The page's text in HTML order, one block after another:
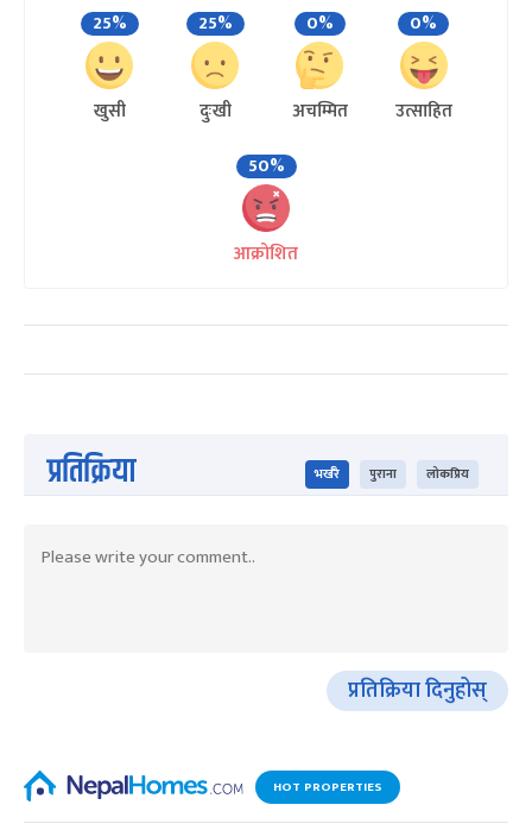
25%
खुसी
25%
दुःखी
0%
अचम्मित
0%
उत्साहित
50%
आक्रोशित
प्रतिक्रिया भर्खरै पुराना लोकप्रिय
प्रतिक्रिया दिनुहोस्
HOT PROPERTIES